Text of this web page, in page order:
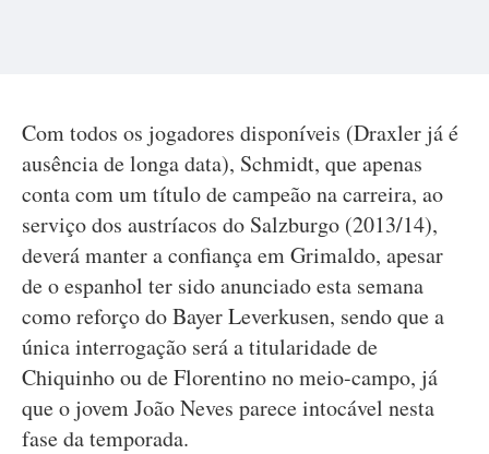
Com todos os jogadores disponíveis (Draxler já é
ausência de longa data), Schmidt, que apenas
conta com um título de campeão na carreira, ao
serviço dos austríacos do Salzburgo (2013/14),
deverá manter a confiança em Grimaldo, apesar
de o espanhol ter sido anunciado esta semana
como reforço do Bayer Leverkusen, sendo que a
única interrogação será a titularidade de
Chiquinho ou de Florentino no meio-campo, já
que o jovem João Neves parece intocável nesta
fase da temporada.